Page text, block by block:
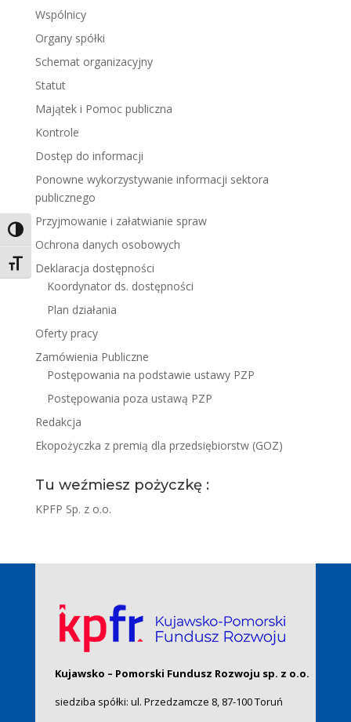
Toggle High Contrast
Toggle Font size
Wspólnicy
Organy spółki
Schemat organizacyjny
Statut
Majątek i Pomoc publiczna
Kontrole
Dostęp do informacji
Ponowne wykorzystywanie informacji sektora
publicznego
Przyjmowanie i załatwianie spraw
Ochrona danych osobowych
Deklaracja dostępności
Koordynator ds. dostępności
Plan działania
Oferty pracy
Zamówienia Publiczne
Postępowania na podstawie ustawy PZP
Postępowania poza ustawą PZP
Redakcja
Ekopożyczka z premią dla przedsiębiorstw (GOZ)
Tu weźmiesz pożyczkę :
KPFP Sp. z o.o.
Kujawsko – Pomorski Fundusz Rozwoju sp. z o.o.
siedziba spółki: ul. Przedzamcze 8, 87-100 Toruń